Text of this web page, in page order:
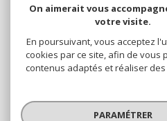
© 2026 | Tous
On aimerait vous
votre visite.
En poursuivant, vous acceptez
cookies par ce site, afin de vous
contenus adaptés et réaliser
PARAMÉTRER